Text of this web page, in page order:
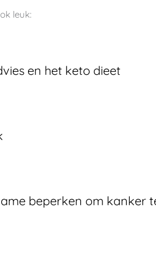
leuk:
en het keto dieet
beperken om kanker